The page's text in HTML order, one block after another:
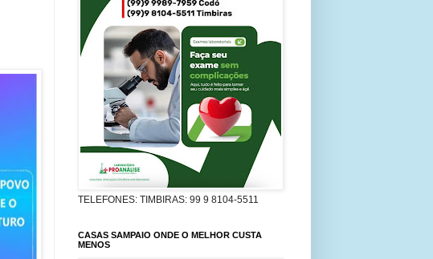
TELEFONES: TIMBIRAS: 99 9 8104-5511
CASAS SAMPAIO ONDE O MELHOR CUSTA
MENOS